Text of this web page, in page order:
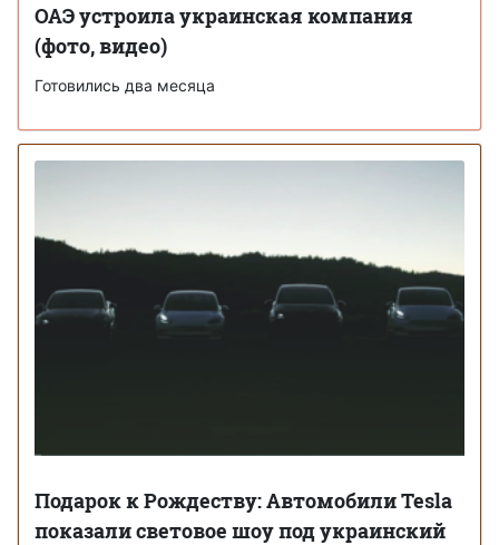
ОАЭ устроила украинская компания
(фото, видео)
Готовились два месяца
Подарок к Рождеству: Автомобили Tesla
показали световое шоу под украинский